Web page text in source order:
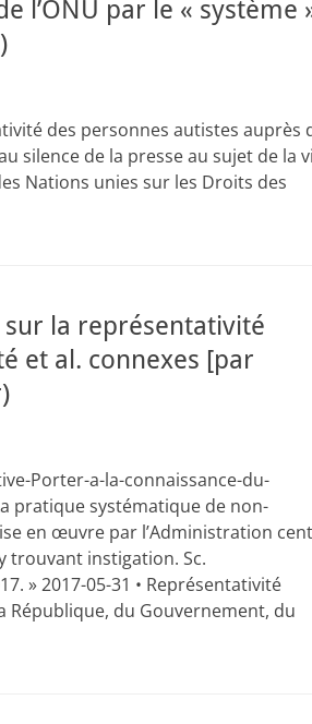
l’ONU par le « système
des personnes autistes auprès
silence de la presse au sujet de la
Nations unies sur les Droits des
sur la représentativité
et al. connexes [par
Porter-a-la-connaissance-du-
pratique systématique de non-
en œuvre par l’Administration
trouvant instigation. Sc.
» 2017-05-31 • Représentativité
République, du Gouvernement, du